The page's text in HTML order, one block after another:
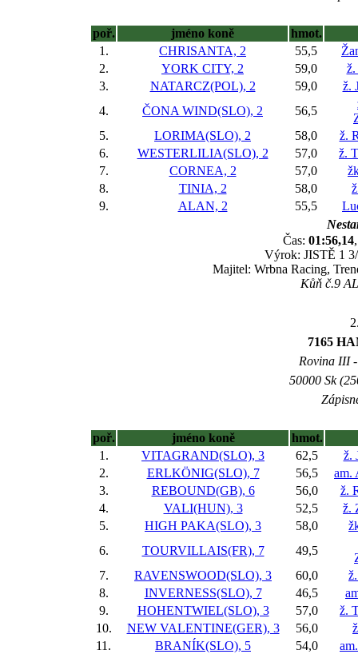
poř. jméno koně
hmot.
1.
CHRISANTA, 2 55,5
2.
YORK CITY, 2 59,0
ž.
3.
NATARCZ(POL), 2 59,0
ž.
4.
ČONA WIND(SLO), 2 56,5
5.
LORIMA(SLO), 2 58,0
ž.
6.
WESTERLILIA(SLO), 2 57,0
ž.
7.
CORNEA, 2 57,0
8.
TINIA, 2 58,0
9.
ALAN, 2 55,5
Čas: 01:56,14
Výrok: JISTĚ 1
Majitel: Wrbna Racing,
Kůň č.9
7165
Rovina III
50000 Sk
poř. jméno koně
hmot.
1.
VITAGRAND(SLO), 3 62,5
ž.
2.
ERLKÖNIG(SLO), 7 56,5
am.
3.
REBOUND(GB), 6 56,0
ž.
4.
VALI(HUN), 3 52,5
ž.
5.
HIGH PAKA(SLO), 3 58,0
6.
TOURVILLAIS(FR), 7 49,5
7.
RAVENSWOOD(SLO), 3 60,0
8.
INVERNESS(SLO), 7 46,5
9.
HOHENTWIEL(SLO), 3 57,0
ž.
10.
NEW VALENTINE(GER), 3 56,0
11.
BRANÍK(SLO), 5 54,0